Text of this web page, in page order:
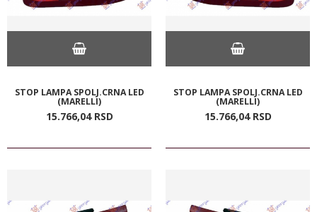
STOP LAMPA SPOLJ.CRNA LED
(MARELLI)
15.766,04 RSD
STOP LAMPA SPOLJ.CRNA LED
(MARELLI)
15.766,04 RSD